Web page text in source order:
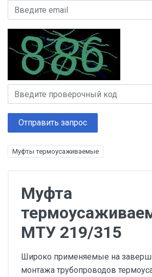
Отправить запрос
Муфты термоусаживаемые
Муфта
МТУ 219/315
Широко применяемые на
монтажа трубопроводов